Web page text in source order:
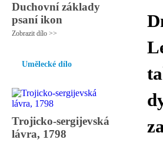
Duchovní základy
psaní ikon
Zobrazit dílo >>
Umělecké dílo
Trojicko-sergijevská
lávra, 1798